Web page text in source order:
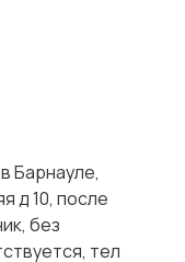
Барнауле,
д 10, после
без
тел